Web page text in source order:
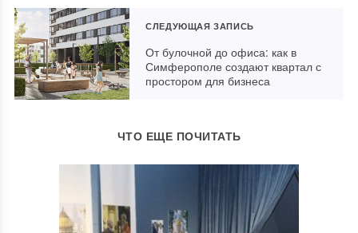
СЛЕДУЮЩАЯ ЗАПИСЬ
От булочной до офиса: как в
Симферополе создают квартал с
простором для бизнеса
ЧТО ЕЩЕ ПОЧИТАТЬ